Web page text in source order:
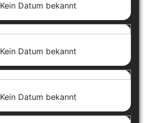
Kein Datum bekannt
Kein Datum bekannt
Kein Datum bekannt